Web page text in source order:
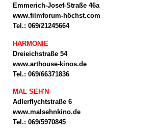
Emmerich-Josef-Straße 46a
www.filmforum-höchst.com
Tel.: 069/21245664
HARMONIE
Dreieichstraße 54
www.arthouse-kinos.de
Tel.: 069/66371836
MAL SEH'N
Adlerflychtstraße 6
www.malsehnkino.de
Tel.: 069/5970845